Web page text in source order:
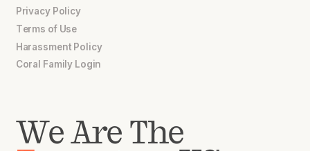
Privacy Policy
Terms of Use
Harassment Policy
Coral Family Login
We Are The